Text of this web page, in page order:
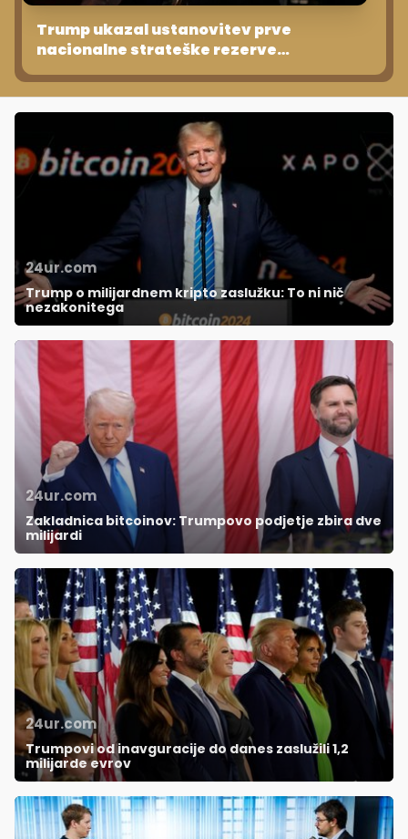
Trump ukazal ustanovitev prve
nacionalne strateške rezerve
kriptovalut
24ur.com
Trump o milijardnem kripto zaslužku: To ni nič
nezakonitega
24ur.com
Zakladnica bitcoinov: Trumpovo podjetje zbira dve
milijardi
24ur.com
Trumpovi od inavguracije do danes zaslužili 1,2
milijarde evrov